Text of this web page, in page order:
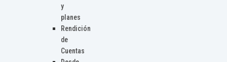
y
planes
Rendición
de
Cuentas